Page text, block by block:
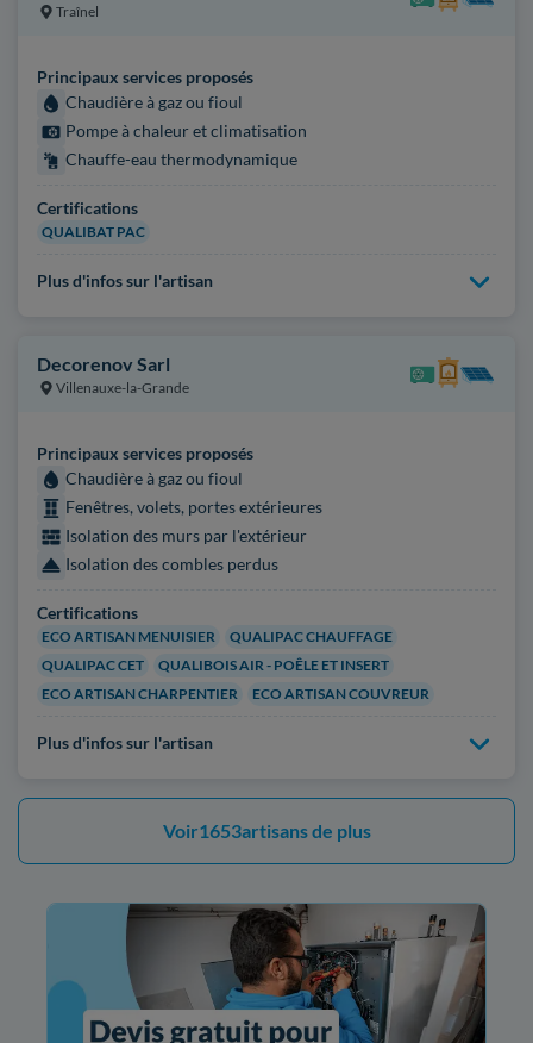
Traînel
Principaux services proposés
Chaudière à gaz ou fioul
Pompe à chaleur et climatisation
Chauffe-eau thermodynamique
Certifications
QUALIBAT PAC
Plus d'infos sur l'artisan
Decorenov Sarl
Villenauxe-la-Grande
Principaux services proposés
Chaudière à gaz ou fioul
Fenêtres, volets, portes extérieures
Isolation des murs par l'extérieur
Isolation des combles perdus
Certifications
ECO ARTISAN MENUISIER
QUALIPAC CHAUFFAGE
QUALIPAC CET
QUALIBOIS AIR - POÊLE ET INSERT
ECO ARTISAN CHARPENTIER
ECO ARTISAN COUVREUR
Plus d'infos sur l'artisan
Voir1653artisans de plus